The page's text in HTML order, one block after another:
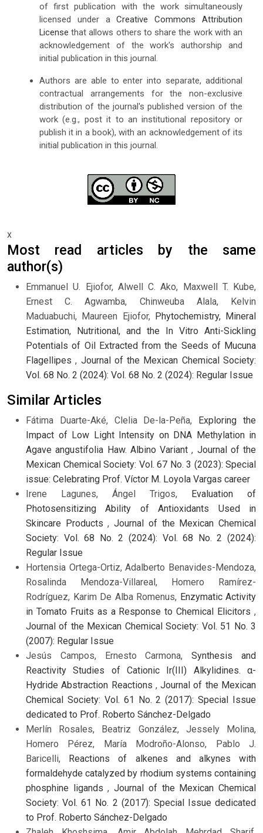
of first publication with the work simultaneously
licensed under aCreative Commons Attribution
License that allows others to share the work with an
acknowledgement of the work's authorship and
initial publication in this journal.
Authors are able to enter into separate, additional
contractual arrangements for the non-exclusive
distribution of the journal's published version of the
work (e.g., post it to an institutional repository or
publish it in a book), with an acknowledgement of its
initial publication in this journal.
x
Most read articles by the same
author(s)
Emmanuel U. Ejiofor, Alwell C. Ako, Maxwell T. Kube,
Ernest C. Agwamba, Chinweuba Alala, Kelvin
Maduabuchi, Maureen Ejiofor, Phytochemistry, Mineral
Estimation, Nutritional, and the In Vitro Anti-Sickling
Potentials of Oil Extracted from the Seeds of Mucuna
Flagellipes, Journal of the Mexican Chemical Society:
Vol. 68 No. 2 (2024): Vol. 68 No. 2 (2024): Regular Issue
Similar Articles
Fátima Duarte-Aké, Clelia De-la-Peña, Exploring the
Impact of Low Light Intensity on DNA Methylation in
Agave angustifolia Haw. Albino Variant, Journal of the
Mexican Chemical Society: Vol. 67 No. 3 (2023): Special
issue: Celebrating Prof. Víctor M. Loyola Vargas career
Irene Lagunes, Ángel Trigos, Evaluation of
Photosensitizing Ability of Antioxidants Used in
Skincare Products,Journal of the Mexican Chemical
Society: Vol. 68 No. 2 (2024): Vol. 68 No. 2 (2024):
Regular Issue
Hortensia Ortega-Ortiz, Adalberto Benavides-Mendoza,
Rosalinda Mendoza-Villareal, Homero Ramírez-
Rodríguez, Karim De Alba Romenus, Enzymatic Activity
in Tomato Fruits as a Response to Chemical Elicitors ,
Journal of the Mexican Chemical Society: Vol. 51 No. 3
(2007): Regular Issue
Jesús Campos, Ernesto Carmona,Synthesis and
Reactivity Studies of Cationic Ir(III) Alkylidines. α-
Hydride Abstraction Reactions ,Journal of the Mexican
Chemical Society: Vol. 61 No. 2 (2017): Special Issue
dedicated to Prof. Roberto Sánchez-Delgado
Merlín Rosales, Beatriz González, Jessely Molina,
Homero Pérez, María Modroño-Alonso, Pablo J.
Baricelli, Reactions of alkenes and alkynes with
formaldehyde catalyzed by rhodium systems containing
phosphine ligands,Journal of the Mexican Chemical
Society: Vol. 61 No. 2 (2017): Special Issue dedicated
to Prof. Roberto Sánchez-Delgado